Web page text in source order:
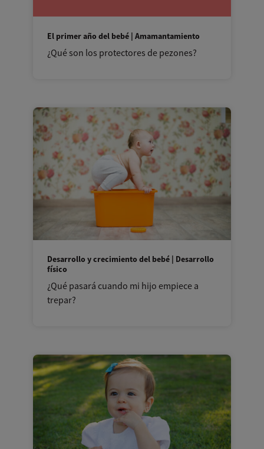
El primer año del bebé | Amamantamiento
¿Qué son los protectores de pezones?
Desarrollo y crecimiento del bebé | Desarrollo
físico
¿Qué pasará cuando mi hijo empiece a
trepar?